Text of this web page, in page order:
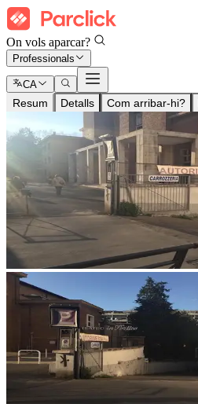
On vols aparcar?
Professionals
CA
Resum Detalls Com arribar-hi?